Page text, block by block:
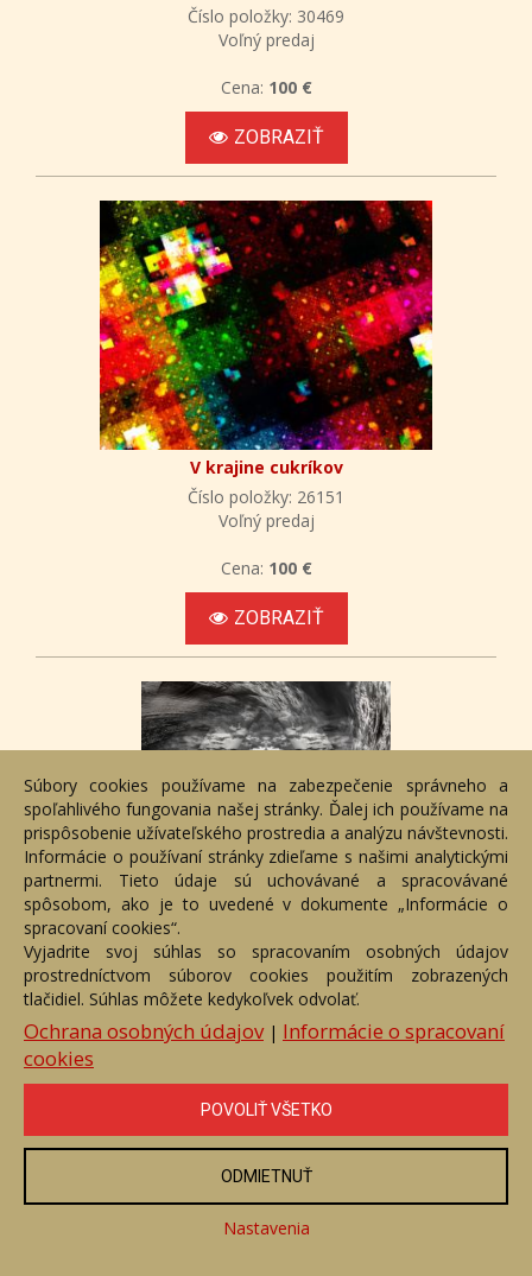
Číslo položky: 30469
Voľný predaj
Cena: 100 €
ZOBRAZIŤ
V krajine cukríkov
Číslo položky: 26151
Voľný predaj
Cena: 100 €
ZOBRAZIŤ
Uvidíme sa tam
Číslo položky: 109738
Voľný predaj
Cena:50 €
ZOBRAZIŤ
Súbory cookies používame na zabezpečenie správneho a
spoľahlivého fungovania našej stránky. Ďalej ich používame na
prispôsobenie užívateľského prostredia a analýzu návštevnosti.
Informácie o používaní stránky zdieľame s našimi analytickými
partnermi. Tieto údaje sú uchovávané a spracovávané
spôsobom, ako je to uvedené v dokumente „Informácie o
spracovaní cookies“.
Vyjadrite svoj súhlas so spracovaním osobných údajov
prostredníctvom súborov cookies použitím zobrazených
tlačidiel. Súhlas môžete kedykoľvek odvolať.
Ochrana osobných údajov| Informácie o spracovaní
cookies
POVOLIŤ VŠETKO
ODMIETNUŤ
Nastavenia